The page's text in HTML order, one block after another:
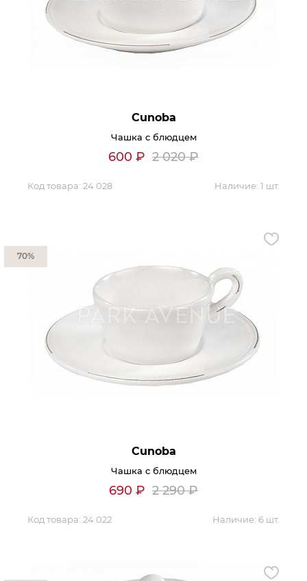
Бренды
Мебель
Аксессуары
Кресла
Аксессуары для столовой
Как купить
Вопросы и ответы
Отзывы
Политика обработки
персональных данных
Реквизиты
Контакты
Cunoba
Чашка с блюдцем
600 ₽ 2 020₽
Код товара: 24 028 Наличие: 1 шт.
Cunoba
Чашка с блюдцем
690 ₽ 2 290₽
Код товара: 24 022 Наличие: 6 шт.
70%